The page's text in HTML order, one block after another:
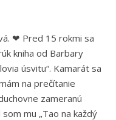
❤ Pred 15 rokmi sa
kniha od Barbary
úsvitu“. Kamarát sa
na prečítanie
zameranú
som mu „Tao na každý